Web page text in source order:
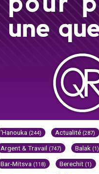
'Hanouka (244) Actualité (287)
Argent & Travail (747) Balak (1)
Bar-Mitsva (118) Berechit (1)